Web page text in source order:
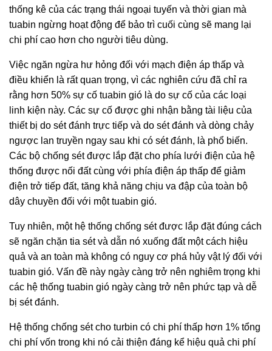
thống kê của các trạng thái ngoại tuyến và thời gian mà
tuabin ngừng hoạt động để bảo trì cuối cùng sẽ mang lại
chi phí cao hơn cho người tiêu dùng.
Việc ngăn ngừa hư hỏng đối với mạch điện áp thấp và
điều khiển là rất quan trọng, vì các nghiên cứu đã chỉ ra
rằng hơn 50% sự cố tuabin gió là do sự cố của các loại
linh kiện này. Các sự cố được ghi nhận bằng tài liệu của
thiết bị do sét đánh trực tiếp và do sét đánh và dòng chảy
ngược lan truyền ngay sau khi có sét đánh, là phổ biến.
Các bộ chống sét được lắp đặt cho phía lưới điện của hệ
thống được nối đất cùng với phía điện áp thấp để giảm
điện trở tiếp đất, tăng khả năng chịu va đập của toàn bộ
dây chuyền đối với một tuabin gió.
Tuy nhiên, một hệ thống chống sét được lắp đặt đúng cách
sẽ ngăn chặn tia sét và dẫn nó xuống đất một cách hiệu
quả và an toàn mà không có nguy cơ phá hủy vật lý đối với
tuabin gió. Vấn đề này ngày càng trở nên nghiêm trọng khi
các hệ thống tuabin gió ngày càng trở nên phức tạp và dễ
bị sét đánh.
Hệ thống chống sét cho turbin có chi phí thấp hơn 1% tổng
chi phí vốn trong khi nó cải thiện đáng kể hiệu quả chi phí